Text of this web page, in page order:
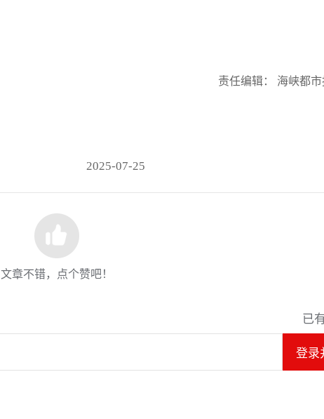
责任编辑： 海峡都市
2025-07-25
文章不错，点个赞吧！
已
登录